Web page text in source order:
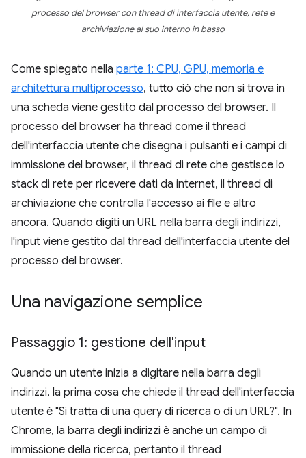
processo del browser con thread di interfaccia utente, rete e
archiviazione al suo interno in basso
Come spiegato nella parte 1: CPU, GPU, memoria e
architettura multiprocesso, tutto ciò che non si trova in
una scheda viene gestito dal processo del browser. Il
processo del browser ha thread come il thread
dell'interfaccia utente che disegna i pulsanti e i campi di
immissione del browser, il thread di rete che gestisce lo
stack di rete per ricevere dati da internet, il thread di
archiviazione che controlla l'accesso ai file e altro
ancora. Quando digiti un URL nella barra degli indirizzi,
l'input viene gestito dal thread dell'interfaccia utente del
processo del browser.
Una navigazione semplice
Passaggio 1: gestione dell'input
Quando un utente inizia a digitare nella barra degli
indirizzi, la prima cosa che chiede il thread dell'interfaccia
utente è "Si tratta di una query di ricerca o di un URL?". In
Chrome, la barra degli indirizzi è anche un campo di
immissione della ricerca, pertanto il thread